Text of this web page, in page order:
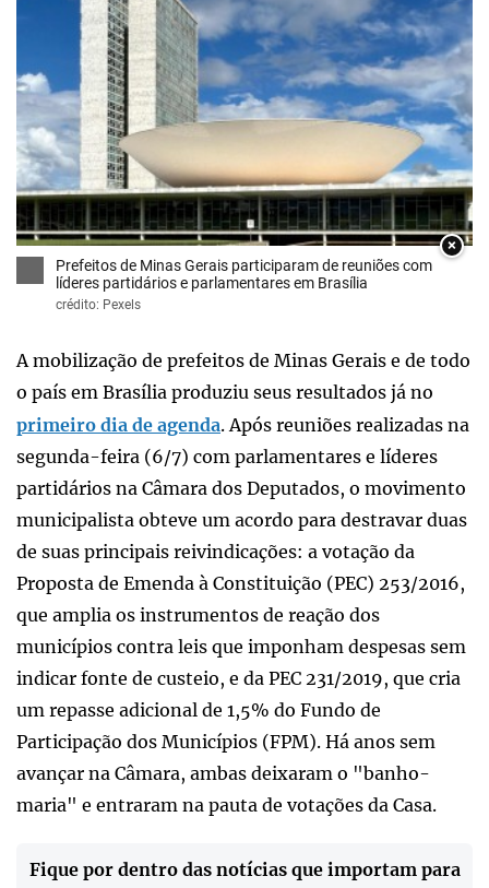
×
Prefeitos de Minas Gerais participaram de reuniões com
líderes partidários e parlamentares em Brasília
crédito: Pexels
A mobilização de prefeitos de Minas Gerais e de todo
o país em Brasília produziu seus resultados já no
primeiro dia de agenda. Após reuniões realizadas na
segunda-feira (6/7) com parlamentares e líderes
partidários na Câmara dos Deputados, o movimento
municipalista obteve um acordo para destravar duas
de suas principais reivindicações: a votação da
Proposta de Emenda à Constituição (PEC) 253/2016,
que amplia os instrumentos de reação dos
municípios contra leis que imponham despesas sem
indicar fonte de custeio, e da PEC 231/2019, que cria
um repasse adicional de 1,5% do Fundo de
Participação dos Municípios (FPM). Há anos sem
avançar na Câmara, ambas deixaram o "banho-
maria" e entraram na pauta de votações da Casa.
Fique por dentro das notícias que importam para